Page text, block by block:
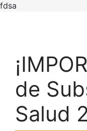
fdsa
de
Salud